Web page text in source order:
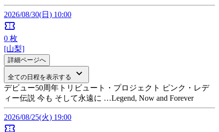
2026/08/30(日) 10:00
confirmation_number
0 枚
[山梨]
詳細ページへ
全ての日程を表示する keyboard_arrow_down
デビュー50周年トリビュート・プロジェクト ピンク・レデ
ィー伝説 今も そして永遠に …Legend, Now and Forever
2026/08/25(火) 19:00
confirmation_number